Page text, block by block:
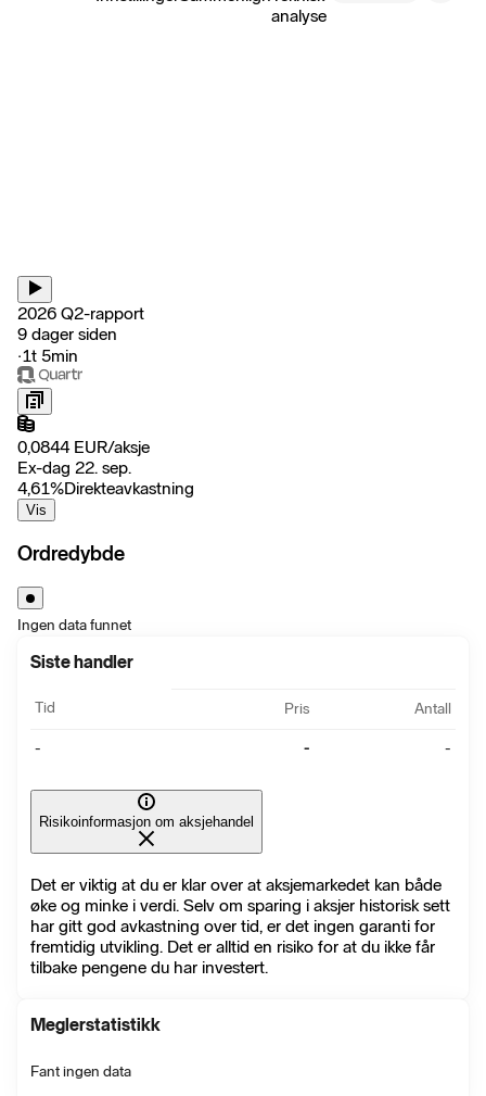
analyse
2026 Q2-rapport
9 dager siden
‧1t 5min
0,0844 EUR/aksje
Ex-dag 22. sep.
4,61%Direkteavkastning
Vis
Ordredybde
Ingen data funnet
Siste handler
Tid Pris Antall
- - -
Risikoinformasjon om aksjehandel
Det er viktig at du er klar over at aksjemarkedet kan både
øke og minke i verdi. Selv om sparing i aksjer historisk sett
har gitt god avkastning over tid, er det ingen garanti for
fremtidig utvikling. Det er alltid en risiko for at du ikke får
tilbake pengene du har investert.
Meglerstatistikk
Fant ingen data